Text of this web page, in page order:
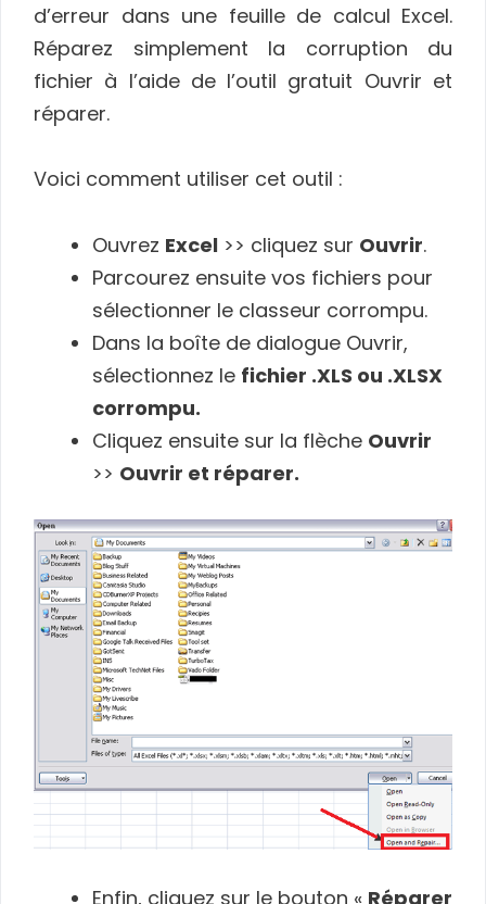
d’erreur dans une feuille de calcul Excel.
Réparez simplement la corruption du
fichier à l’aide de l’outil gratuit Ouvrir et
réparer.
Voici comment utiliser cet outil :
Ouvrez Excel >> cliquez sur Ouvrir.
Parcourez ensuite vos fichiers pour
sélectionner le classeur corrompu.
Dans la boîte de dialogue Ouvrir,
sélectionnez le fichier .XLS ou .XLSX
corrompu.
Cliquez ensuite sur la flèche Ouvrir
>> Ouvrir et réparer.
Enfin, cliquez sur le bouton « Réparer